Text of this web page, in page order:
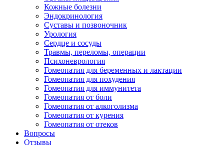
Кожные болезни
Эндокринология
Суставы и позвоночник
Урология
Сердце и сосуды
Травмы, переломы, операции
Психоневрология
Гомеопатия для беременных и лактации
Гомеопатия для похудения
Гомеопатия для иммунитета
Гомеопатия от боли
Гомеопатия от алкоголизма
Гомеопатия от курения
Гомеопатия от отеков
Вопросы
Отзывы